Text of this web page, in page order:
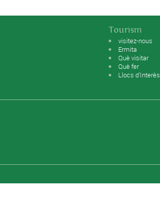
Tourism
visitez-nous
Ermita
Què visitar
Què fer
Llocs d'Interès